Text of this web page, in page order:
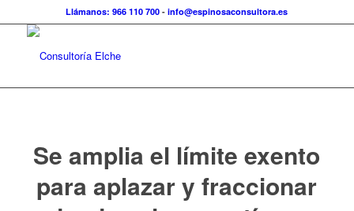
Llámanos: 966 110 700 -info@espinosaconsultora.es
Se amplia el límite exento
para aplazar y fraccionar